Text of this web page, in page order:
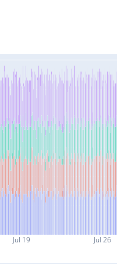
Jul 19 Jul 26